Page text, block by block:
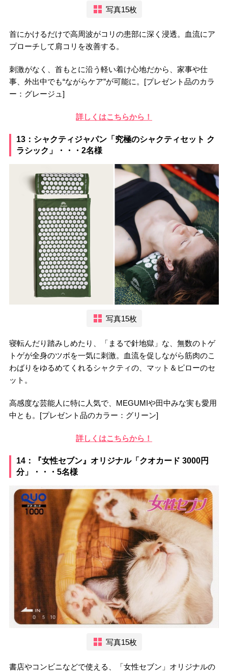
写真15枚
首にかけるだけで高周波がコリの患部に深く浸透。血流にア
プローチして肩コリを改善する。
刺激がなく、首もとに沿う軽い着け心地だから、家事や仕
事、外出中でも“ながらケア”が可能に。[プレゼント品のカラ
ー：グレージュ]
詳しくはこちらから！
13：シャクティジャパン「究極のシャクティセット ク
ラシック」・・・2名様
写真15枚
寝転んだり踏みしめたり、「まるで針地獄」な、無数のトゲ
トゲが全身のツボを一気に刺激。血流を促しながら筋肉のこ
わばりをゆるめてくれるシャクティの、マット＆ピローのセ
ット。
高感度な芸能人に特に人気で、MEGUMIや田中みな実も愛用
中とも。[プレゼント品のカラー：グリーン]
詳しくはこちらから！
14：『女性セブン』オリジナル「クオカード 3000円
分」・・・5名様
写真15枚
書店やコンビニなどで使える、「女性セブン」オリジナルの